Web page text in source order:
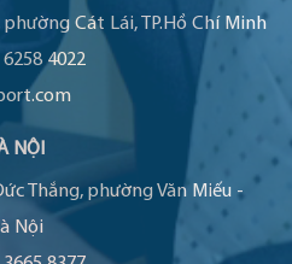
phường Cát Lái, TP.Hồ Chí Minh
6258 4022
NỘI
Thắng, phường Văn Miếu -
Nội